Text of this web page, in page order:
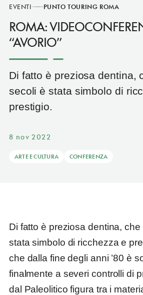
EVENTI PUNTO TOURING ROMA
ROMA:
“AVORIO”
Di fatto è preziosa dentina,
secoli è stata simbolo di
prestigio.
8 nov 2022
ARTE E CULTURA CONFERENZA
Di fatto è preziosa dentina,
stata simbolo di ricchezza e
che dalla fine degli anni ’80 è
finalmente a severi controlli di
dal Paleolitico figura tra i